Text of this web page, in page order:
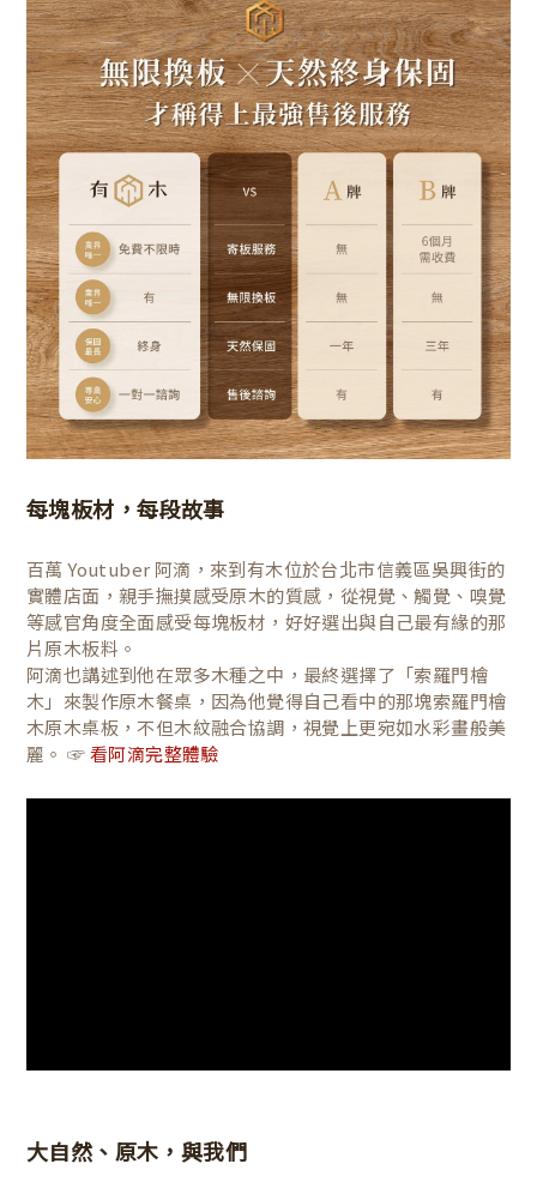
每塊板材，每段故事
百萬 Youtuber 阿滴，來到有木位於台北市信義區吳興街的
實體店面，親手撫摸感受原木的質感，從視覺、觸覺、嗅覺
等感官角度全面感受每塊板材，好好選出與自己最有緣的那
片原木板料。
阿滴也講述到他在眾多木種之中，最終選擇了「索羅門檜
木」來製作原木餐桌，因為他覺得自己看中的那塊索羅門檜
木原木桌板，不但木紋融合協調，視覺上更宛如水彩畫般美
麗。 ☞ 看阿滴完整體驗
大自然、原木，與我們